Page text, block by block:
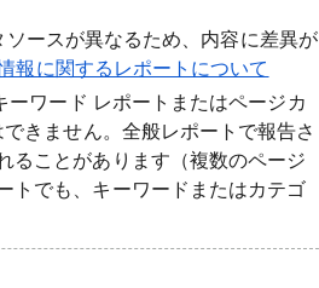
ースが異なるため、内容に差異が
報に関するレポートについて
ワード レポートまたはページカ
きません。全般レポートで報告さ
ることがあります（複数のページ
トでも、キーワードまたはカテゴ